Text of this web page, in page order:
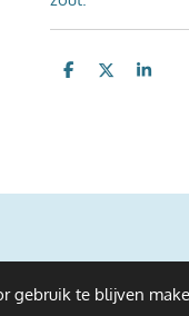
te blijven
D
D
S